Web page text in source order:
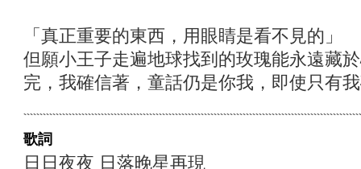
「真正重要的東西，用眼睛是看不見的」
但願小王子走遍地球找到的玫瑰能永遠藏
完，我確信著，童話仍是你我，即使只有
歌詞
日日夜夜 日落晚星再現